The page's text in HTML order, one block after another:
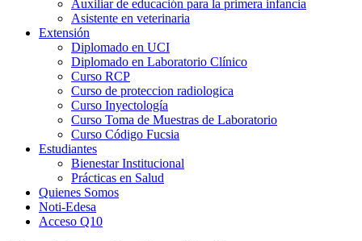
Auxiliar de educación para la primera infancia
Asistente en veterinaria
Extensión
Diplomado en UCI
Diplomado en Laboratorio Clínico
Curso RCP
Curso de proteccion radiologica
Curso Inyectología
Curso Toma de Muestras de Laboratorio
Curso Código Fucsia
Estudiantes
Bienestar Institucional
Prácticas en Salud
Quienes Somos
Noti-Edesa
Acceso Q10